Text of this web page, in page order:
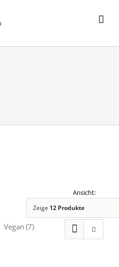
Vegan (7)
Zeige 12 Produkte